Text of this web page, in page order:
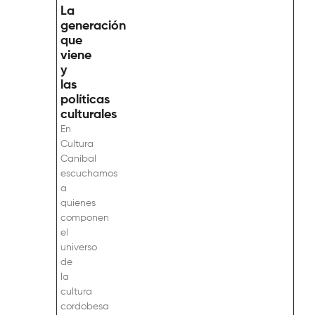
La
generación
que
viene
y
las
políticas
culturales
En
Cultura
Caníbal
escuchamos
a
quienes
componen
el
universo
de
la
cultura
cordobesa